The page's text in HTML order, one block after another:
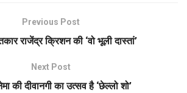
Previous Post
राजेंद्र क्रिशन की ‘वो भूली दास्तां’
Next Post
की दीवानगी का उत्सव है ‘छेल्लो शो’